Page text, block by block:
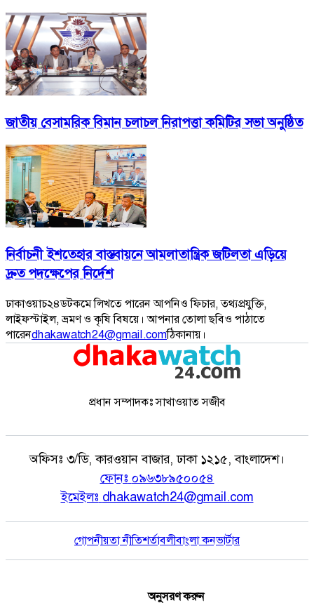
জাতীয় বেসামরিক বিমান চলাচল নিরাপত্তা কমিটির সভা অনুষ্ঠিত
নির্বাচনী ইশতেহার বাস্তবায়নে আমলাতান্ত্রিক জটিলতা এড়িয়ে
দ্রুত পদক্ষেপের নির্দেশ
ঢাকাওয়াচ২৪ডটকমে লিখতে পারেন আপনিও ফিচার, তথ্যপ্রযুক্তি,
লাইফস্টাইল, ভ্রমণ ও কৃষি বিষয়ে। আপনার তোলা ছবিও পাঠাতে
পারেনdhakawatch24@gmail.comঠিকানায়।
প্রধান সম্পাদকঃ সাখাওয়াত সজীব
অফিসঃ ৩/ডি, কারওয়ান বাজার, ঢাকা ১২১৫, বাংলাদেশ।
ফোনঃ ০৯৬৩৮৯৫০০৫৪
ইমেইলঃ dhakawatch24@gmail.com
গোপনীয়তা নীতিশর্তাবলীবাংলা কনভার্টার
অনুসরণ করুন